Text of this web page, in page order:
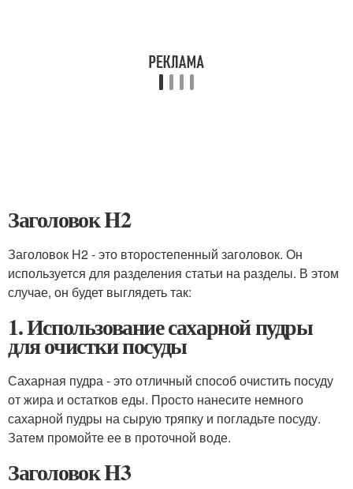
Заголовок H2
Заголовок H2 - это второстепенный заголовок. Он
используется для разделения статьи на разделы. В этом
случае, он будет выглядеть так:
1. Использование сахарной пудры
для очистки посуды
Сахарная пудра - это отличный способ очистить посуду
от жира и остатков еды. Просто нанесите немного
сахарной пудры на сырую тряпку и погладьте посуду.
Затем промойте ее в проточной воде.
Заголовок H3